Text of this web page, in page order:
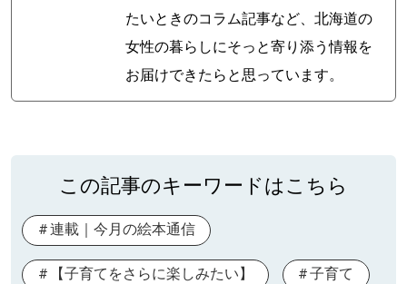
たいときのコラム記事など、北海道の
女性の暮らしにそっと寄り添う情報を
お届けできたらと思っています。
この記事のキーワードはこちら
連載｜今月の絵本通信
【子育てをさらに楽しみたい】 子育て